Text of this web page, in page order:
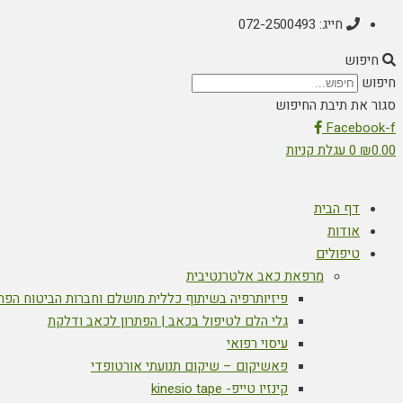
חייג: 072-2500493
חיפוש
חיפוש
סגור את תיבת החיפוש
Facebook-f
₪0.00
0 עגלת קניות
דף הבית
אודות
טיפולים
מרפאת כאב אלטרנטיבית
פיזיותרפיה בשיתוף כללית מושלם וחברות הביטוח
גלי הלם לטיפול בכאב | הפתרון לכאב ודלקת
עיסוי רפואי
פאשיקום – שיקום תנועתי אורטופדי
קינזיו טייפ- kinesio tape